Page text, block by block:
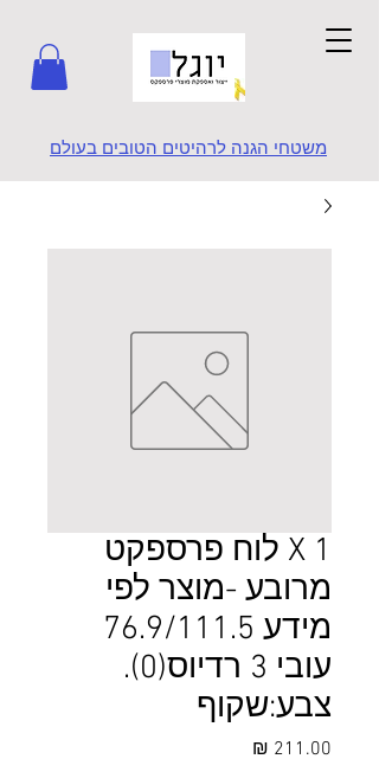
משטחי הגנה לרהיטים הטובים בעולם
1 X לוח פרספקט
מרובע -מוצר לפי
מידע 76.9/111.5
עובי 3 רדיוס(0).
צבע:שקוף